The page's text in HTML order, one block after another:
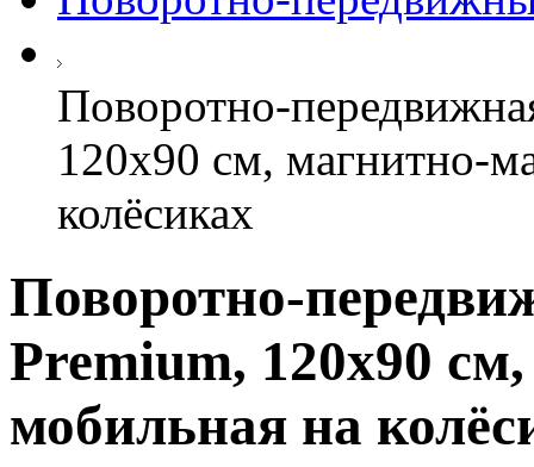
Поворотно-
120х90 см, магнитно-
колёсиках
Поворотно-
Premium, 120х90
мобильная на